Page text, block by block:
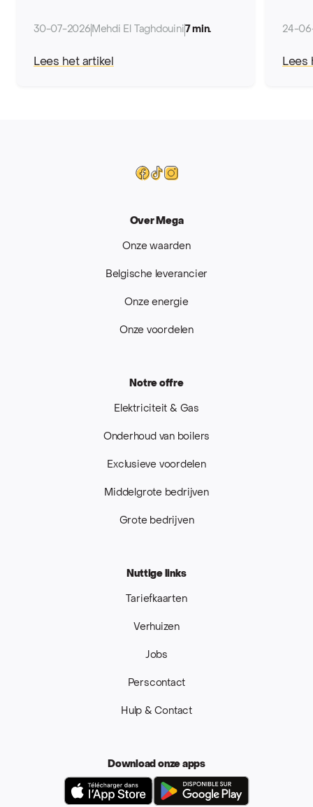
30-07-2026 Mehdi El Taghdouini 7 min.
Lees het artikel
24-
Lees
Facebook
Tiktok
Instagram
Over Mega
Onze waarden
Belgische leverancier
Onze energie
Onze voordelen
Notre offre
Elektriciteit & Gas
Onderhoud van boilers
Exclusieve voordelen
Middelgrote bedrijven
Grote bedrijven
Nuttige links
Tariefkaarten
Verhuizen
Jobs
Perscontact
Hulp & Contact
Download onze apps
App Store